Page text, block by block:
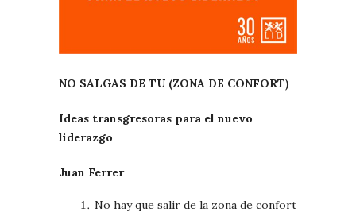
NO SALGAS DE TU (ZONA DE CONFORT)
Ideas transgresoras para el nuevo
liderazgo
Juan Ferrer
No hay que salir de la zona de confort